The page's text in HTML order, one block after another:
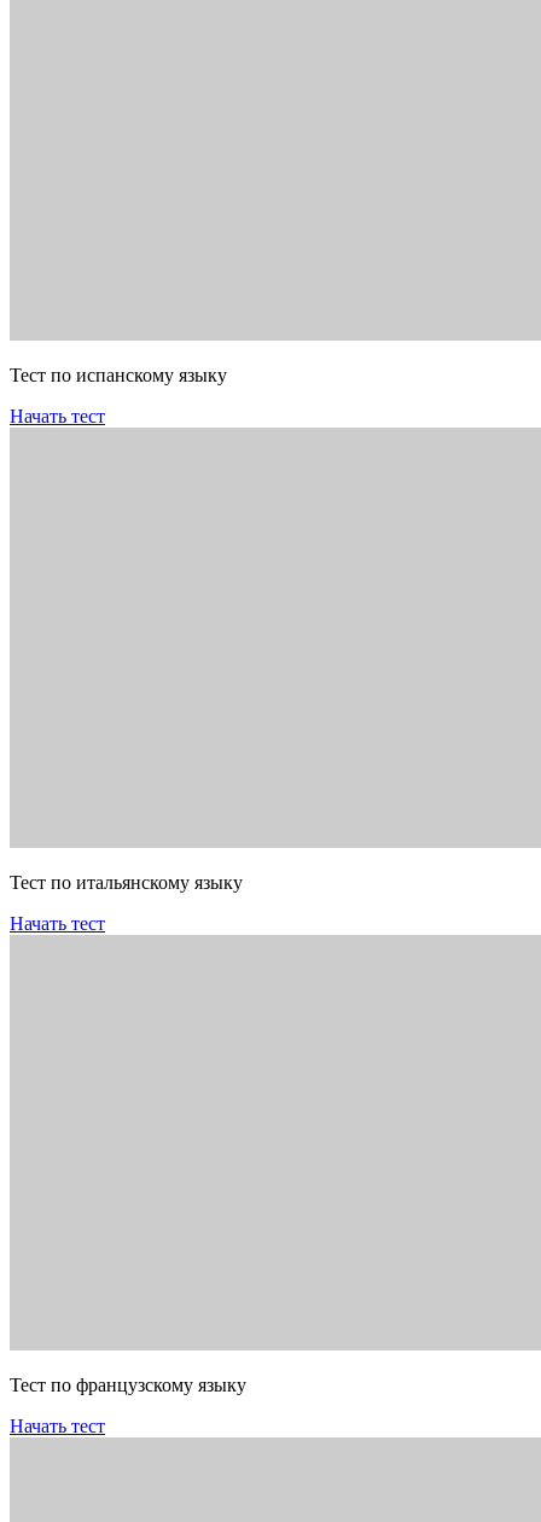
Тест по испанскому языку
Начать тест
Тест по итальянскому языку
Начать тест
Тест по французскому языку
Начать тест